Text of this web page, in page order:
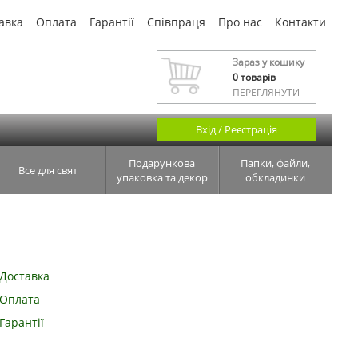
Оплата Гарантії Співпраця Про нас Контакти
Зараз у кошику
0товарів
ПЕРЕГЛЯНУТИ
Вхід / Реєстрація
Все для свят
Подарункова
упаковка та декор
Папки, файли,
обкладинки
Доставка
Оплата
Гарантії